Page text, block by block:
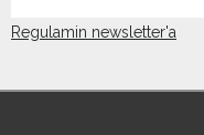
Regulamin newsletter'a